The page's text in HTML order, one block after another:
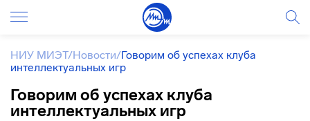
НИУ МИЭТ/Новости/Говорим об успехах клуба
интеллектуальных игр
Говорим об успехах клуба
интеллектуальных игр